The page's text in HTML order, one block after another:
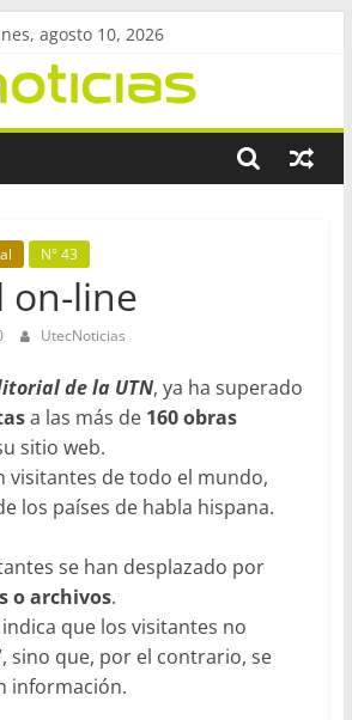
agosto 10, 2026
N° 43
on-line
UtecNoticias
de la UTN, ya ha superado
a las más de 160 obras
sitio web.
visitantes de todo el mundo,
los países de habla hispana.
se han desplazado por
o archivos.
que los visitantes no
sino que, por el contrario, se
información.